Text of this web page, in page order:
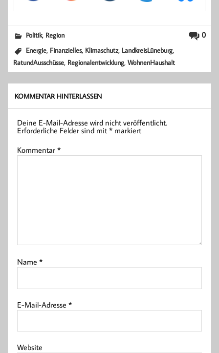
0
Politik, Region
Energie, Finanzielles, Klimaschutz, LandkreisLüneburg,
RatundAusschüsse, Regionalentwicklung,WohnenHaushalt
KOMMENTAR HINTERLASSEN
Deine E-Mail-Adresse wird nicht veröffentlicht.
Erforderliche Felder sind mit* markiert
Kommentar*
Name*
E-Mail-Adresse*
Website